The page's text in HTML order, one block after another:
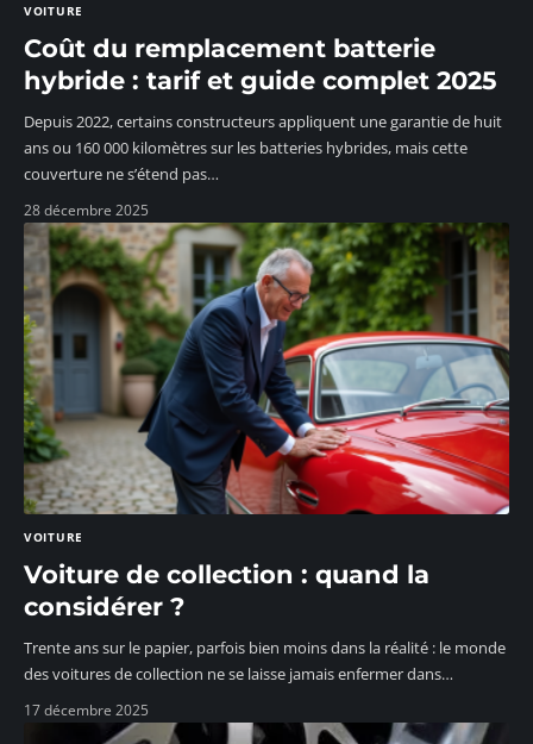
VOITURE
Coût du remplacement batterie
hybride : tarif et guide complet 2025
Depuis 2022, certains constructeurs appliquent une garantie de huit
ans ou 160 000 kilomètres sur les batteries hybrides, mais cette
couverture ne s’étend pas…
28 décembre 2025
VOITURE
Voiture de collection : quand la
considérer ?
Trente ans sur le papier, parfois bien moins dans la réalité : le monde
des voitures de collection ne se laisse jamais enfermer dans…
17 décembre 2025